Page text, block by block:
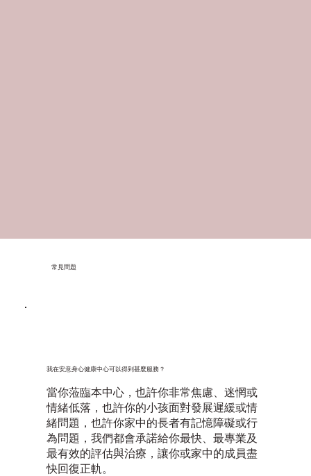
常見問題
當你蒞臨本中心，也許你非常焦慮、迷惘或
情緒低落，也許你的小孩面對發展遲緩或情
緒問題，也許你家中的長者有記憶障礙或行
為問題，我們都會承諾給你最快、最專業及
最有效的評估與治療，讓你或家中的成員盡
快回復正軌。
我在安意身心健康中心可以得到甚麼服務？